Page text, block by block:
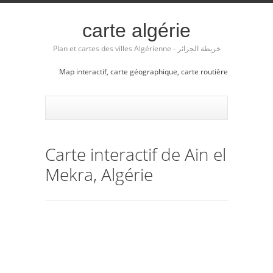
carte algérie
Plan et cartes des villes Algérienne - خريطة الجزائر
Map interactif, carte géographique, carte routière
Carte interactif de Ain el
Mekra, Algérie